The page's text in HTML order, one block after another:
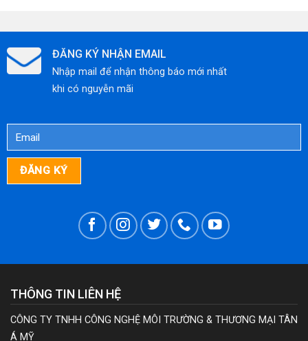
ĐĂNG KÝ NHẬN EMAIL
Nhập mail để nhận thông báo mới nhất
khi có nguyễn mãi
THÔNG TIN LIÊN HỆ
CÔNG TY TNHH CÔNG NGHỆ MÔI TRƯỜNG & THƯƠNG MẠI TÂN
Á MỸ